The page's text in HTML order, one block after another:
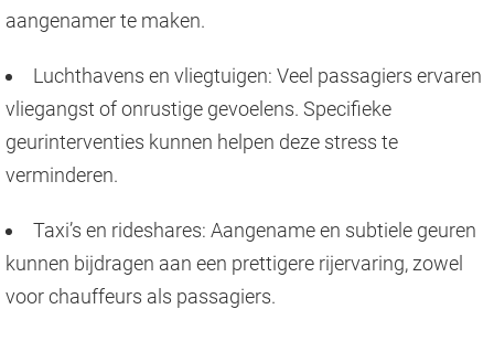
aangenamer te maken.
Luchthavens en vliegtuigen: Veel passagiers ervaren
vliegangst of onrustige gevoelens. Specifieke
geurinterventies kunnen helpen deze stress te
verminderen.
Taxi’s en rideshares: Aangename en subtiele geuren
kunnen bijdragen aan een prettigere rijervaring, zowel
voor chauffeurs als passagiers.